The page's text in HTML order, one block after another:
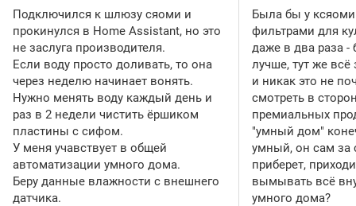
Подключился к шлюзу сяоми и
прокинулся в Home Assistant, но это
не заслуга производителя.
Если воду просто доливать, то она
через неделю начинает вонять.
Нужно менять воду каждый день и
раз в 2 недели чистить ёршиком
пластины с сифом.
У меня учавствует в общей
автоматизации умного дома.
Беру данные влажности с внешнего
датчика.
Была бы у
фильтрами для
даже в два раза -
лучше, тут же
и никак это не
смотреть в
премиальных
"умный дом"
умный, он сам за
приберет,
вымывать всё
умного дома?